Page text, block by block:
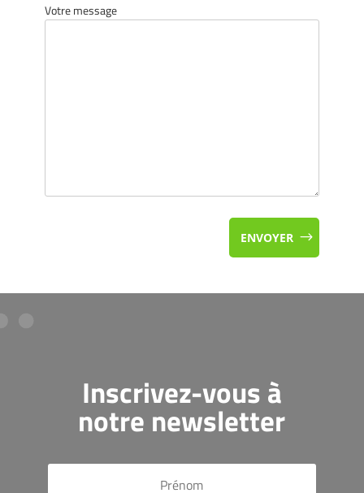
Votre message
ENVOYER
Inscrivez-vous à
notre newsletter